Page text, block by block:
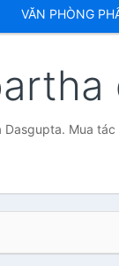
VĂN PHÒNG
Mua